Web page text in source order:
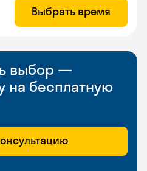
Выбрать время
выбор —
на бесплатную